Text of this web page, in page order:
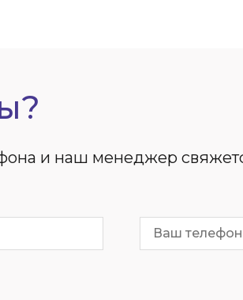
и наш менеджер